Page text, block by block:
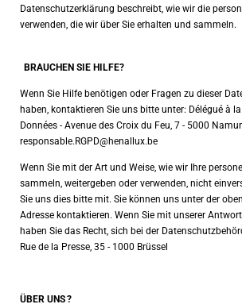
Datenschutzerklärung beschreibt, wie wir die
verwenden, die wir über Sie erhalten und sammeln.
BRAUCHEN SIE HILFE?
Wenn Sie Hilfe benötigen oder Fragen zu dieser
haben, kontaktieren Sie uns bitte unter: Délégué à
Données - Avenue des Croix du Feu, 7 - 5000
responsable.RGPD@henallux.be
Wenn Sie mit der Art und Weise, wie wir Ihre
sammeln, weitergeben oder verwenden, nicht
Sie uns dies bitte mit. Sie können uns unter der
Adresse kontaktieren. Wenn Sie mit unserer
haben Sie das Recht, sich bei der
Rue de la Presse, 35 - 1000 Brüssel
ÜBER UNS?